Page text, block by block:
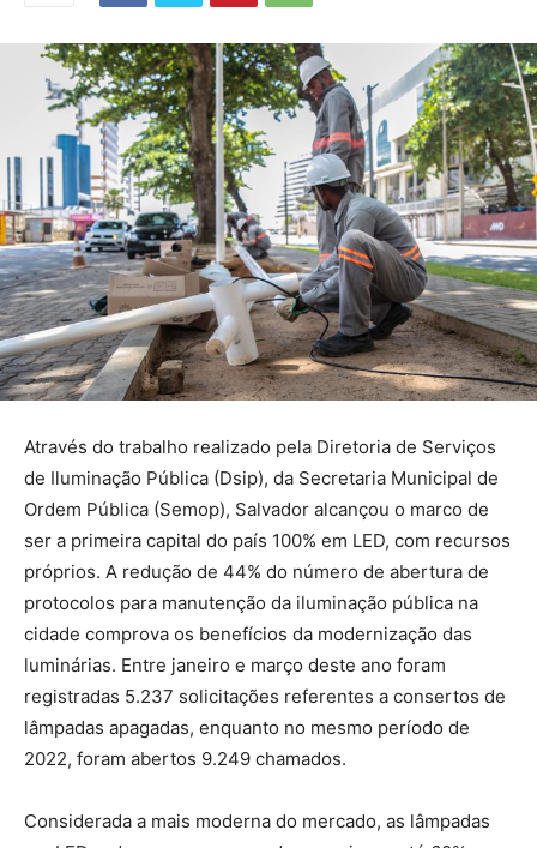
Através do trabalho realizado pela Diretoria de Serviços
de Iluminação Pública (Dsip), da Secretaria Municipal de
Ordem Pública (Semop), Salvador alcançou o marco de
ser a primeira capital do país 100% em LED, com recursos
próprios. A redução de 44% do número de abertura de
protocolos para manutenção da iluminação pública na
cidade comprova os benefícios da modernização das
luminárias. Entre janeiro e março deste ano foram
registradas 5.237 solicitações referentes a consertos de
lâmpadas apagadas, enquanto no mesmo período de
2022, foram abertos 9.249 chamados.
Considerada a mais moderna do mercado, as lâmpadas